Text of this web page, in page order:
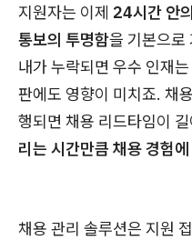
지원자는 이제 24시간 안
통보의 투명함을 기본으로
내가 누락되면 우수 인재
판에도 영향이 미치죠. 채
행되면 채용 리드타임이
리는 시간만큼 채용 경험
채용 관리 솔루션은 지원